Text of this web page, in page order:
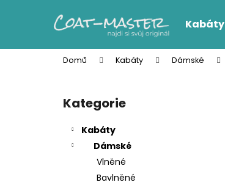
Kabáty
Domů Kabáty Dámské
Přeskočit
kategorie
Kategorie
Kabáty
Dámské
Vlněné
Bavlněné
í
Zpět
do
obchodu
Zpět
do
obchodu